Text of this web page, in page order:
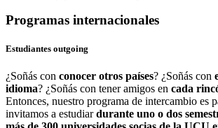
Programas internacionales
Estudiantes outgoing
¿Soñás con conocer otros países? ¿Soñás con
idioma? ¿Soñás con tener amigos en cada
Entonces, nuestro programa de intercambio es
invitamos a estudiardurante uno o dos